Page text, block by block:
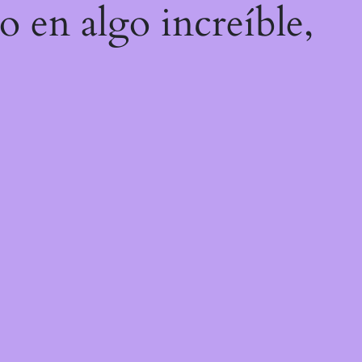
en algo increíble,